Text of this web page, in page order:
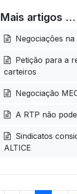
Mais artigos …
Negociações na
Petição para a
carteiros
Negociação
A RTP não
Sindicatos
ALTICE